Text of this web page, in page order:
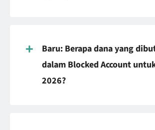
Baru: Berapa dana yang
dalam Blocked Account
2026?